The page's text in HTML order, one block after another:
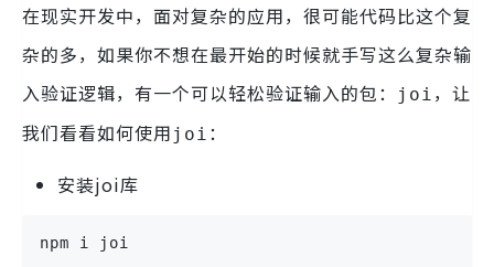
在现实开发中，面对复杂的应用，很可能代码比这个复
杂的多，如果你不想在最开始的时候就手写这么复杂输
入验证逻辑，有一个可以轻松验证输入的包：
joi ，让
我们看看如何使用 joi ：
安装joi库
npm i joi